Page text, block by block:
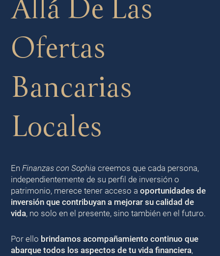
Allá De Las
Ofertas
Bancarias
Locales
En Finanzas con Sophia creemos que cada persona,
independientemente de su perfil de inversión o
patrimonio, merece tener acceso a oportunidades de
inversión que contribuyan a mejorar su calidad de
vida, no solo en el presente, sino también en el futuro.
Por ello brindamos acompañamiento continuo que
abarque todos los aspectos de tu vida financiera,